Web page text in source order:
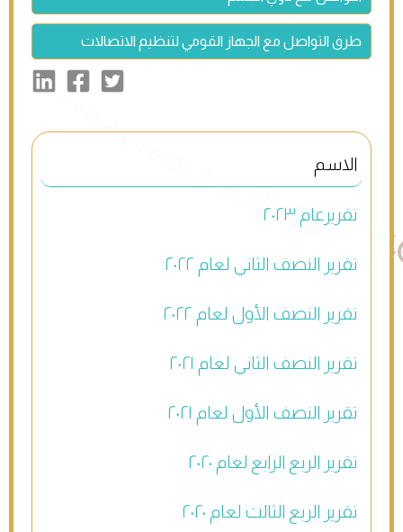
تقريرعام ٢٠٢٣
تقرير النصف الثاني لعام ٢٠٢٢
تقرير النصف الأول لعام ٢٠٢٢
تقرير النصف الثاني لعام ٢٠٢١
تقرير النصف الأول لعام ٢٠٢١
تقرير الربع الرابع لعام ٢٠٢٠
تقرير الربع الثالث لعام ٢٠٢٠
طرق التواصل مع الجهاز القومي لتنظيم الاتصالات